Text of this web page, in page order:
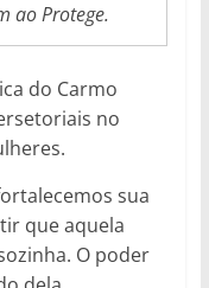
ao Protege.
do Carmo
no
sua
que aquela
O poder